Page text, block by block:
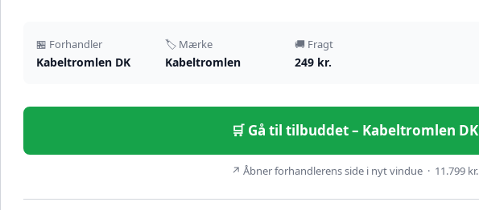
🏪 Forhandler
Kabeltromlen DK
🏷️ Mærke
Kabeltromlen
🚚 Fragt
249 kr.
🛒 Gå til tilbuddet – Kabeltromlen DK
↗ Åbner forhandlerens side i nyt vindue · 11.799 kr.